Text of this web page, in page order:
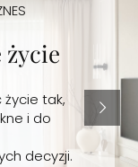
tak,
i do
decyzji.